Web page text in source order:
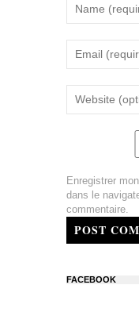
Enregistrer
dans le
commentaire.
POST
FACEBOOK